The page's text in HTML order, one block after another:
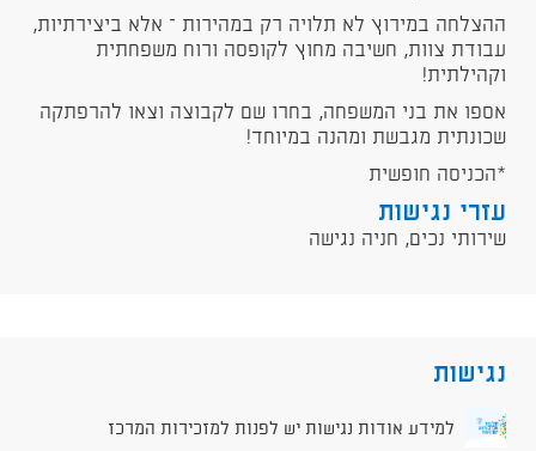
ההצלחה במירוץ לא תלויה רק במהירות – אלא ביצירתיות,
עבודת צוות, חשיבה מחוץ לקופסה ורוח משפחתית
וקהילתית!
אספו את בני המשפחה, בחרו שם לקבוצה וצאו להרפתקה
שכונתית מגבשת ומהנה במיוחד!
*הכניסה חופשית
עזרי נגישות
שירותי נכים, חניה נגישה
נגישות
למידע אודות נגישות יש לפנות למזכירות המרכז